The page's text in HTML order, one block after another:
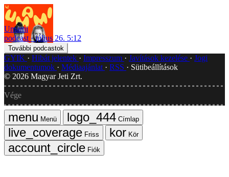
Umami
podcast
július 26. 5:12
További podcastok
GYIK Hibát jelentek Impresszum Javítások kezelése
Jogi
dokumentumok
Médiaajánlat RSS
Sütibeállítások
© 2026 Magyar Jeti Zrt.
Vége
Menü
Címlap
Friss
Kör
Fiók